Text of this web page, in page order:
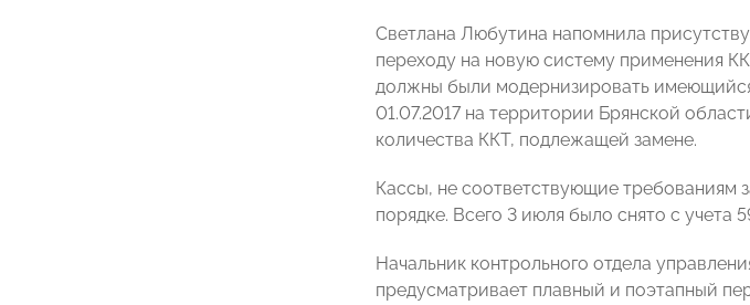
Светлана Любутина напомнила
переходу на новую систему применения
должны были модернизировать
01.07.2017 на территории Брянской
количества ККТ, подлежащей замене.
Кассы, не соответствующие требованиям
порядке. Всего 3 июля было снято с учета
Начальник контрольного отдела
предусматривает плавный и поэтапный